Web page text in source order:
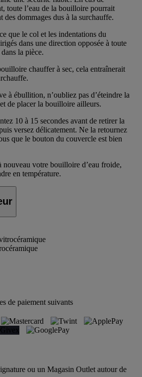
toute l’eau de la bouilloire pourrait
des dommages dus à la surchauffe.
que le col et les indentations du
dans une direction opposée à toute
la pièce.
chauffer à sec, cela entraînerait
à ébullition, n’oubliez pas d’éteindre la
de placer la bouilloire ailleurs.
10 à 15 secondes avant de retirer la
versez délicatement. Ne la retournez
que le bouton du couvercle est bien
nouveau votre bouilloire d’eau froide,
en température.
de paiement suivants
ou un Magasin Outlet autour de